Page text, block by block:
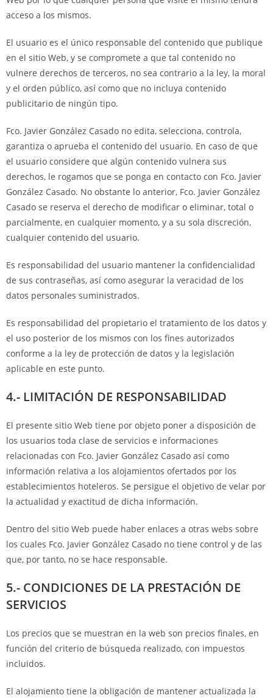
acceso a los mismos.
El usuario es el único responsable del contenido que publique
en el sitio Web, y se compromete a que tal contenido no
vulnere derechos de terceros, no sea contrario a la ley, la moral
y el orden público, así como que no incluya contenido
publicitario de ningún tipo.
Fco. Javier González Casado no edita, selecciona, controla,
garantiza o aprueba el contenido del usuario. En caso de que
el usuario considere que algún contenido vulnera sus
derechos, le rogamos que se ponga en contacto con Fco. Javier
González Casado. No obstante lo anterior, Fco. Javier González
Casado se reserva el derecho de modificar o eliminar, total o
parcialmente, en cualquier momento, y a su sola discreción,
cualquier contenido del usuario.
Es responsabilidad del usuario mantener la confidencialidad
de sus contraseñas, así como asegurar la veracidad de los
datos personales suministrados.
Es responsabilidad del propietario el tratamiento de los datos y
el uso posterior de los mismos con los fines autorizados
conforme a la ley de protección de datos y la legislación
aplicable en este punto.
4.- LIMITACIÓN DE RESPONSABILIDAD
El presente sitio Web tiene por objeto poner a disposición de
los usuarios toda clase de servicios e informaciones
relacionadas con Fco. Javier González Casado así como
información relativa a los alojamientos ofertados por los
establecimientos hoteleros. Se persigue el objetivo de velar por
la actualidad y exactitud de dicha información.
Dentro del sitio Web puede haber enlaces a otras webs sobre
los cuales Fco. Javier González Casado no tiene control y de las
que, por tanto, no se hace responsable.
5.- CONDICIONES DE LA PRESTACIÓN DE
SERVICIOS
Los precios que se muestran en la web son precios finales, en
función del criterio de búsqueda realizado, con impuestos
incluidos.
El alojamiento tiene la obligación de mantener actualizada la